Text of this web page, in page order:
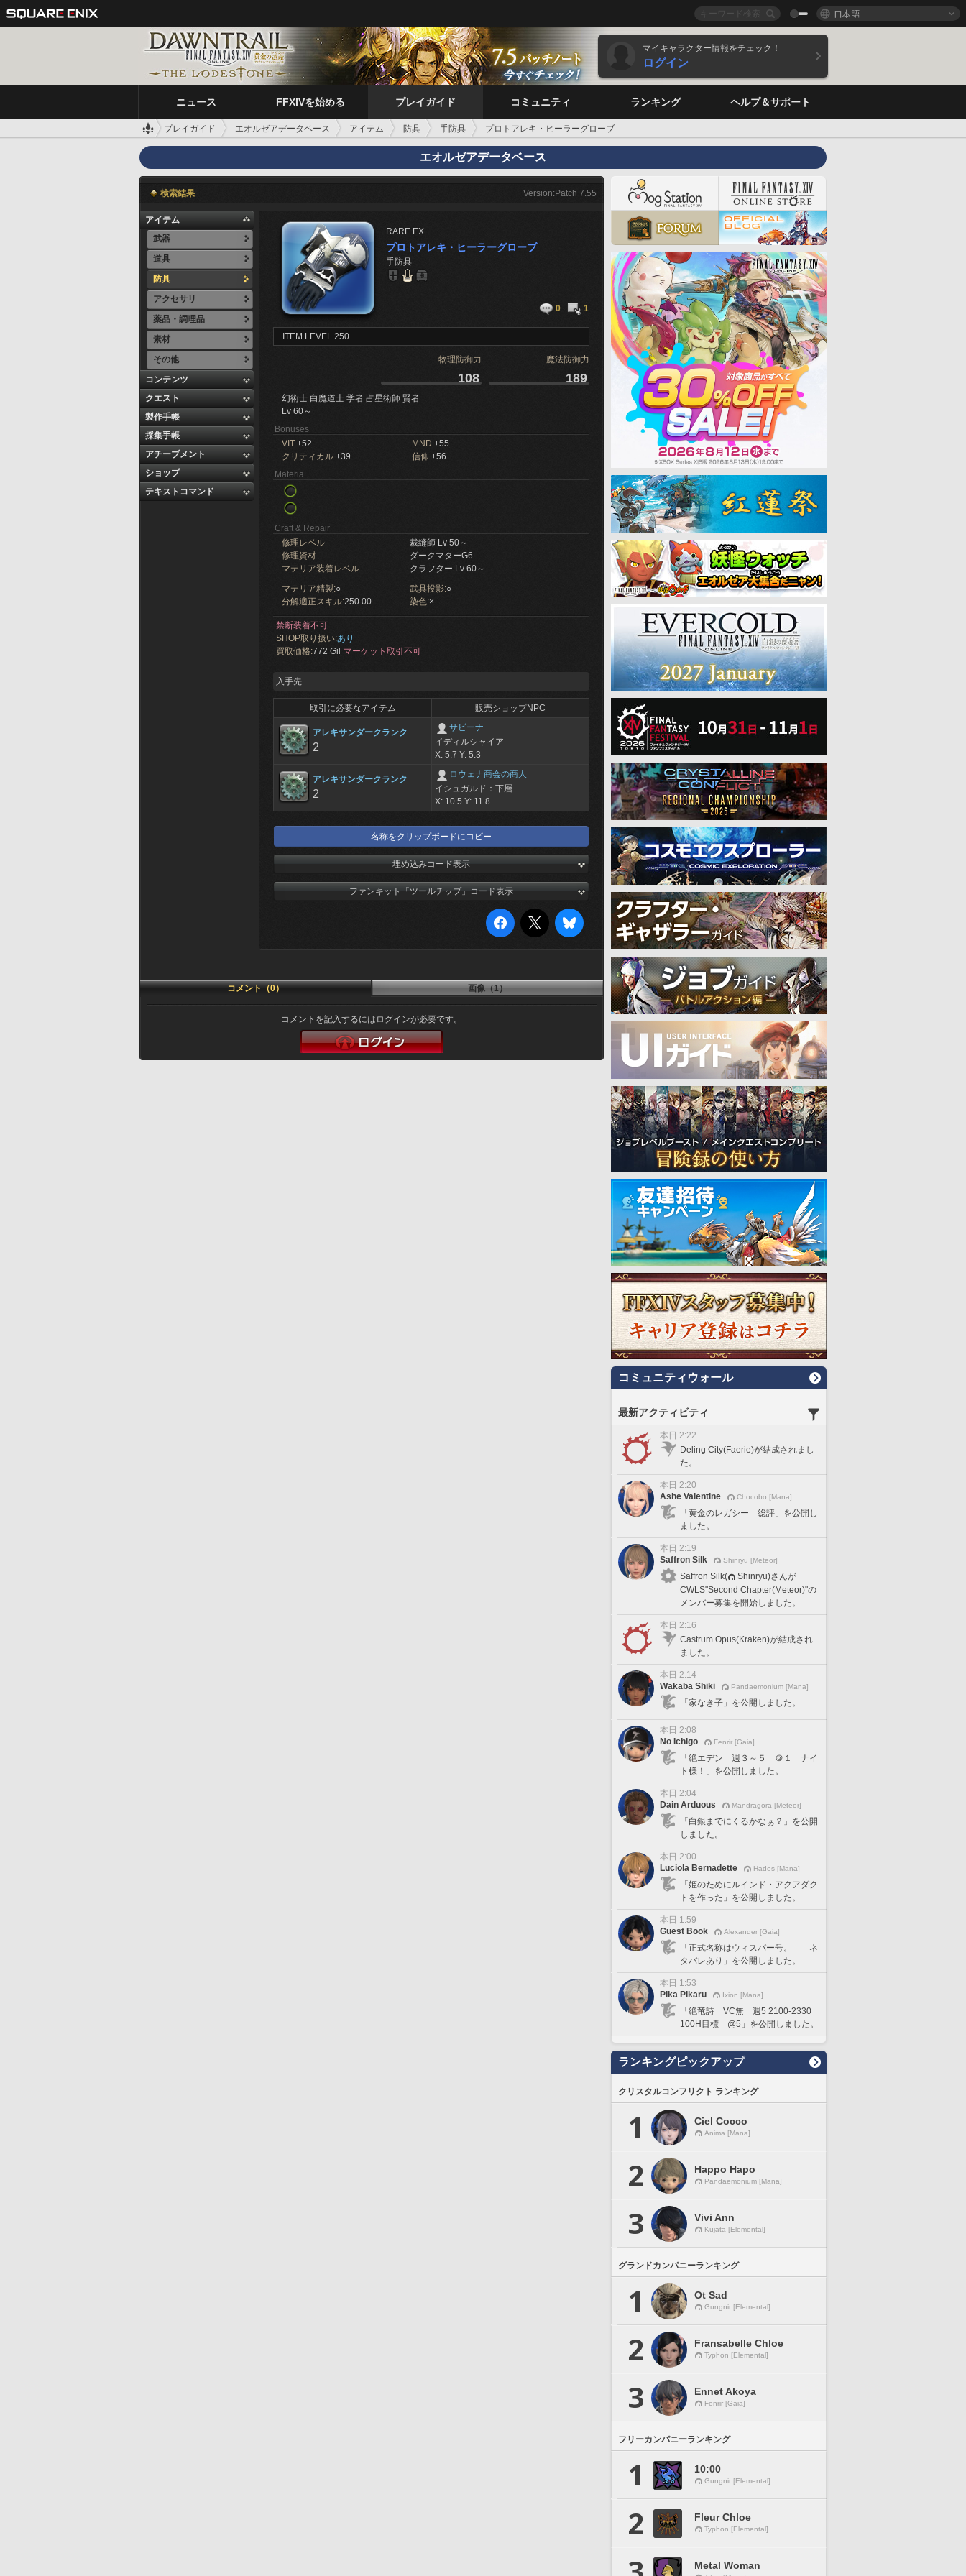
日本語
マイキャラクター情報をチェック！
ログイン
ニュース FFXIVを始める プレイガイド コミュニティ ランキング ヘルプ＆サポート
プレイガイド エオルゼアデータベース アイテム 防具 手防具 プロトアレキ・ヒーラーグローブ
エオルゼアデータベース
検索結果 Version:Patch 7.55
アイテム
武器
道具
防具
アクセサリ
薬品・調理品
素材
その他
コンテンツ
クエスト
製作手帳
採集手帳
アチーブメント
ショップ
テキストコマンド
RARE EX
プロトアレキ・ヒーラーグローブ
手防具
0 1
ITEM LEVEL 250
物理防御力 魔法防御力
108 189
幻術士 白魔道士 学者 占星術師 賢者
Lv 60～
Bonuses
VIT +52 MND +55
クリティカル +39 信仰 +56
Materia
Craft & Repair
修理レベル
裁縫師 Lv 50～
修理資材
ダークマターG6
マテリア装着レベル
クラフター Lv 60～
マテリア精製:○ 武具投影:○
分解適正スキル:250.00 染色:×
禁断装着不可
SHOP取り扱い:あり
買取価格:772 Gil マーケット取引不可
入手先
取引に必要なアイテム 販売ショップNPC
アレキサンダークランク
2
サビーナ
イディルシャイア
X: 5.7 Y: 5.3
アレキサンダークランク
2
ロウェナ商会の商人
イシュガルド：下層
X: 10.5 Y: 11.8
名称をクリップボードにコピー
埋め込みコード表示
ファンキット「ツールチップ」コード表示
コメント（0） 画像（1）
コメントを記入するにはログインが必要です。
コミュニティウォール
最新アクティビティ
本日 2:22
Deling City(Faerie)が結成されまし
た。
本日 2:20
Ashe Valentine
Chocobo [Mana]
「黄金のレガシー 総評」を公開し
ました。
本日 2:19
Saffron Silk
Shinryu [Meteor]
Saffron Silk(
Shinryu)さんが
CWLS"Second Chapter(Meteor)"の
メンバー募集を開始しました。
本日 2:16
Castrum Opus(Kraken)が結成され
ました。
本日 2:14
Wakaba Shiki
Pandaemonium [Mana]
「家なき子」を公開しました。
本日 2:08
No Ichigo
Fenrir [Gaia]
「絶エデン 週３～５ ＠１ ナイ
ト様！」を公開しました。
本日 2:04
Dain Arduous
Mandragora [Meteor]
「白銀までにくるかなぁ？」を公開
しました。
本日 2:00
Luciola Bernadette
Hades [Mana]
「姫のためにルインド・アクアダク
トを作った」を公開しました。
本日 1:59
Guest Book
Alexander [Gaia]
「正式名称はウィスパー号。 ネ
タバレあり」を公開しました。
本日 1:53
Pika Pikaru
Ixion [Mana]
「絶竜詩 VC無 週5 2100-2330
100H目標 @5」を公開しました。
ランキングピックアップ
クリスタルコンフリクト ランキング
1 Ciel Cocco
Anima [Mana]
2 Happo Hapo
Pandaemonium [Mana]
3 Vivi Ann
Kujata [Elemental]
グランドカンパニーランキング
1 Ot Sad
Gungnir [Elemental]
2 Fransabelle Chloe
Typhon [Elemental]
3 Ennet Akoya
Fenrir [Gaia]
フリーカンパニーランキング
1 10:00
Gungnir [Elemental]
2 Fleur Chloe
Typhon [Elemental]
Metal Woman